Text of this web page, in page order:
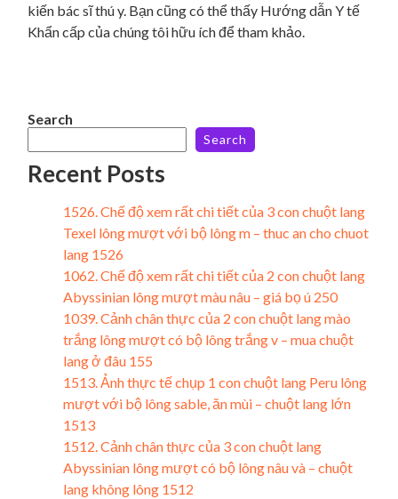
kiến ​​bác sĩ thú y. Bạn cũng có thể thấy Hướng dẫn Y tế
Khẩn cấp của chúng tôi hữu ích để tham khảo.
Search
Search
Recent Posts
1526. Chế độ xem rất chi tiết của 3 con chuột lang
Texel lông mượt với bộ lông m – thuc an cho chuot
lang 1526
1062. Chế độ xem rất chi tiết của 2 con chuột lang
Abyssinian lông mượt màu nâu – giá bọ ú 250
1039. Cảnh chân thực của 2 con chuột lang mào
trắng lông mượt có bộ lông trắng v – mua chuột
lang ở đâu 155
1513. Ảnh thực tế chụp 1 con chuột lang Peru lông
mượt với bộ lông sable, ăn mùi – chuột lang lớn
1513
1512. Cảnh chân thực của 3 con chuột lang
Abyssinian lông mượt có bộ lông nâu và – chuột
lang không lông 1512